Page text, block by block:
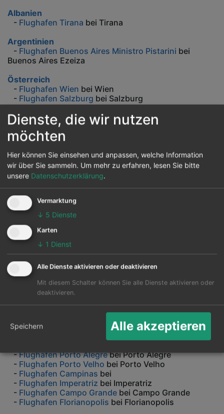
Albanien
- Flughafen Tirana bei Tirana
Argentinien
- Flughafen Buenos Aires Ministro Pistarini bei
Buenos Aires Ezeiza
Österreich
- Flughafen Wien bei Wien
- Flughafen Salzburg bei Salzburg
Australien
-Flughafen Adelaidebei Adelaide
-Flughafen Brisbane
Barbados
-Flughafen Barbados Barbados
Bulgarien
-
Flughafen Sofia
-Flughafen Burgas
Bahrain
-Flughafen Bahrain
Bolivien
-
Flughafen Santa Cruz Bolivien Viru Viru
Cruz
Brasilien
-Flughafen Rio de Janeiro Galeão GIGbei Rio De
-Flughafen Goiania
bei Goiania
-Flughafen Porto Alegrebei Porto Alegre
- Flughafen Porto Velho bei Porto Velho
- Flughafen Campinas bei
- Flughafen Imperatriz bei Imperatriz
- Flughafen Campo Grande bei Campo Grande
- Flughafen Florianopolis bei Florianopolis
Dienste, die wir nutzen
möchten
Hier können Sie einsehen und anpassen, welche Information
wir über Sie sammeln. Um mehr zu erfahren, lesen Sie bitte
unsere Datenschutzerklärung.
Vermarktung
↓ 5 Dienste
Karten
↓ 1 Dienst
Alle Dienste aktivieren oder deaktivieren
Mit diesem Schalter können Sie alle Dienste aktivieren oder
deaktivieren.
Speichern Alle akzeptieren